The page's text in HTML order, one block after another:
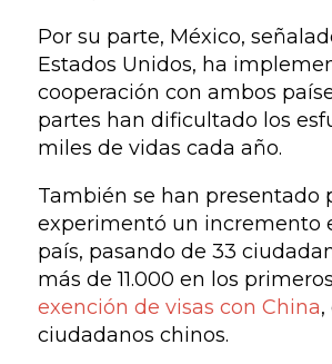
Por su parte, México,
Estados Unidos, ha
cooperación con ambos
partes han dificultado los
miles de vidas cada año.
También se han presentado
experimentó un incremento
país, pasando de 33
más de 11.000 en los
exención de visas con China
ciudadanos chinos.